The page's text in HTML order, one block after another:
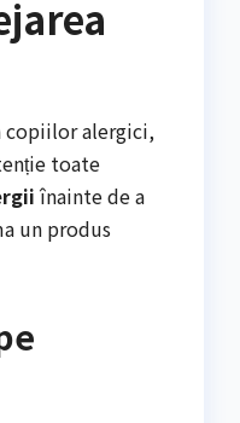
copiilor alergici,
toate
înainte de a
un produs